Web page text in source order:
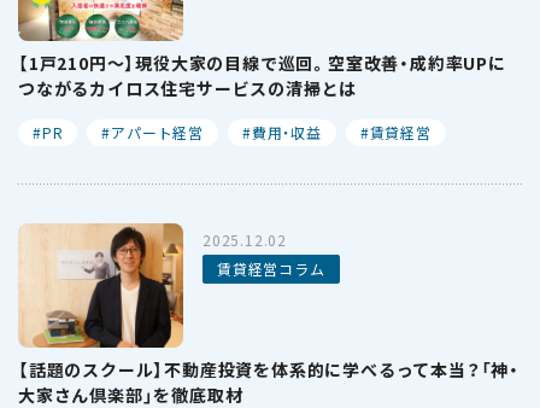
【1戸210円〜】現役大家の目線で巡回。空室改善・成約率UPに
つながるカイロス住宅サービスの清掃とは
PR アパート経営 費用・収益 賃貸経営
2025.12.02
賃貸経営コラム
【話題のスクール】不動産投資を体系的に学べるって本当？「神・
大家さん倶楽部」を徹底取材